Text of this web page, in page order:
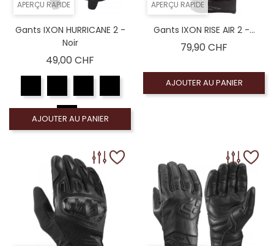
APERÇU RAPIDE
Gants IXON HURRICANE 2 -
Noir
49,00 CHF
AJOUTER AU PANIER
APERÇU RAPIDE
Gants IXON RISE AIR 2 -...
79,90 CHF
AJOUTER AU PANIER